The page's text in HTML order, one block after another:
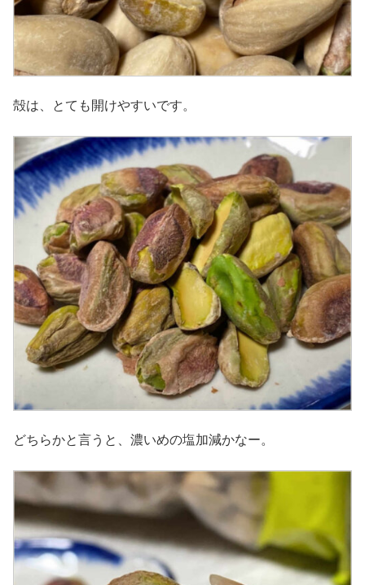
殻は、とても開けやすいです。
どちらかと言うと、濃いめの塩加減かなー。